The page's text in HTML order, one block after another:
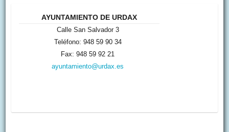
AYUNTAMIENTO DE URDAX
Calle San Salvador 3
Teléfono: 948 59 90 34
Fax: 948 59 92 21
ayuntamiento@urdax.es